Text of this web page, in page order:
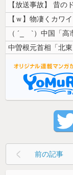
【ｗ】物凄くカワ
中曽根元首相「北
前の記事